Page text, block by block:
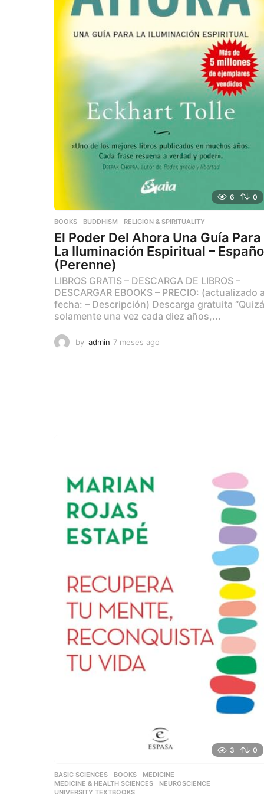
6 0
BOOKS ,BUDDHISM ,RELIGION & SPIRITUALITY
El Poder Del Ahora Una Guía Para
La Iluminación Espiritual –
(Perenne)
LIBROS GRATIS – DESCARGA DE LIBROS –
DESCARGAR EBOOKS – PRECIO: (actualizado a
fecha: – Descripción) Descarga gratuita “Quizá
solamente una vez cada diez años,...
by admin 7 meses ago
3 0
BASIC SCIENCES ,BOOKS ,MEDICINE
MEDICINE & HEALTH SCIENCES
,NEUROSCIENCE
UNIVERSITY TEXTBOOKS